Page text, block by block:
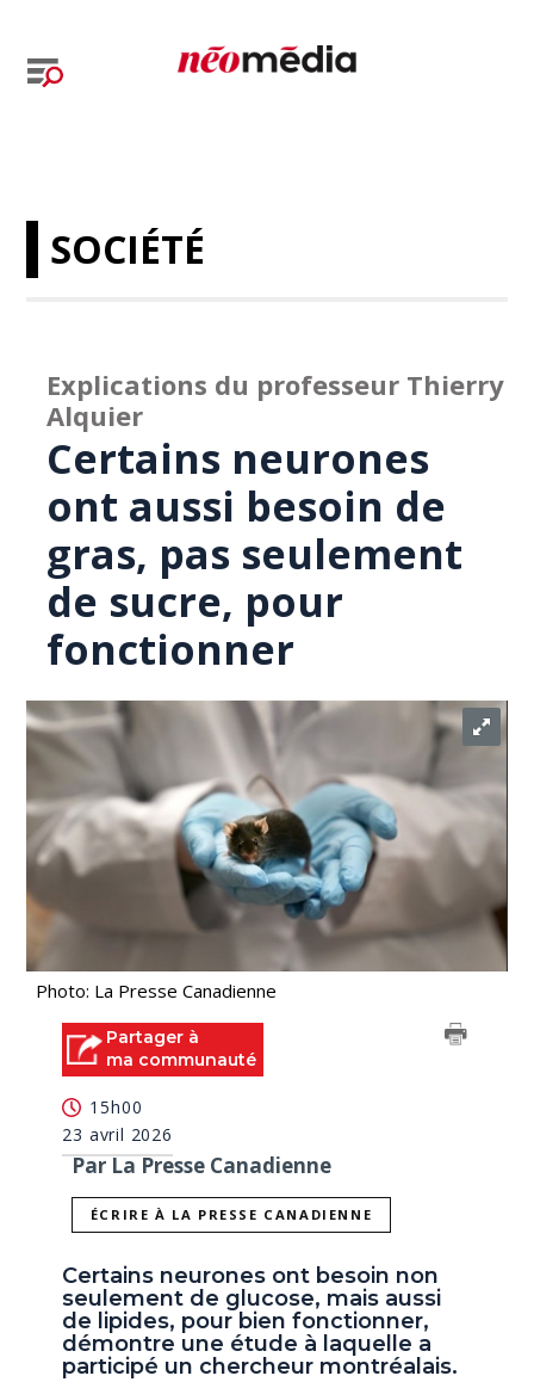
SOCIÉTÉ
Explications du professeur Thierry
Alquier
Certains neurones
ont aussi besoin de
gras, pas seulement
de sucre, pour
fonctionner
Photo: La Presse Canadienne
Partager à
ma communauté
15h00
23 avril 2026
Par La Presse Canadienne
ÉCRIRE À LA PRESSE CANADIENNE
Certains neurones ont besoin non
seulement de glucose, mais aussi
de lipides, pour bien fonctionner,
démontre une étude à laquelle a
participé un chercheur montréalais.